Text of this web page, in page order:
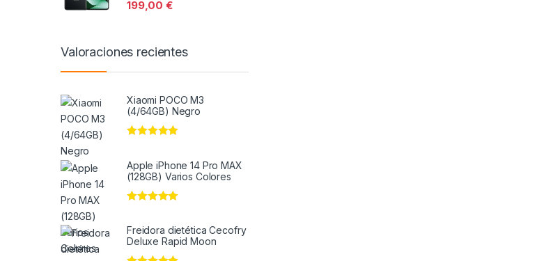
199,00€
Valoraciones recientes
Xiaomi POCO M3
(4/64GB) Negro
Apple iPhone 14 Pro MAX
(128GB) Varios Colores
Freidora dietética Cecofry
Deluxe Rapid Moon